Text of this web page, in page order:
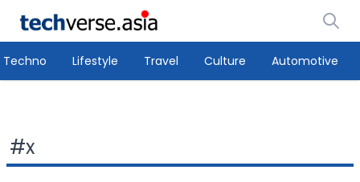
Techno Lifestyle Travel Culture Automotive
#x